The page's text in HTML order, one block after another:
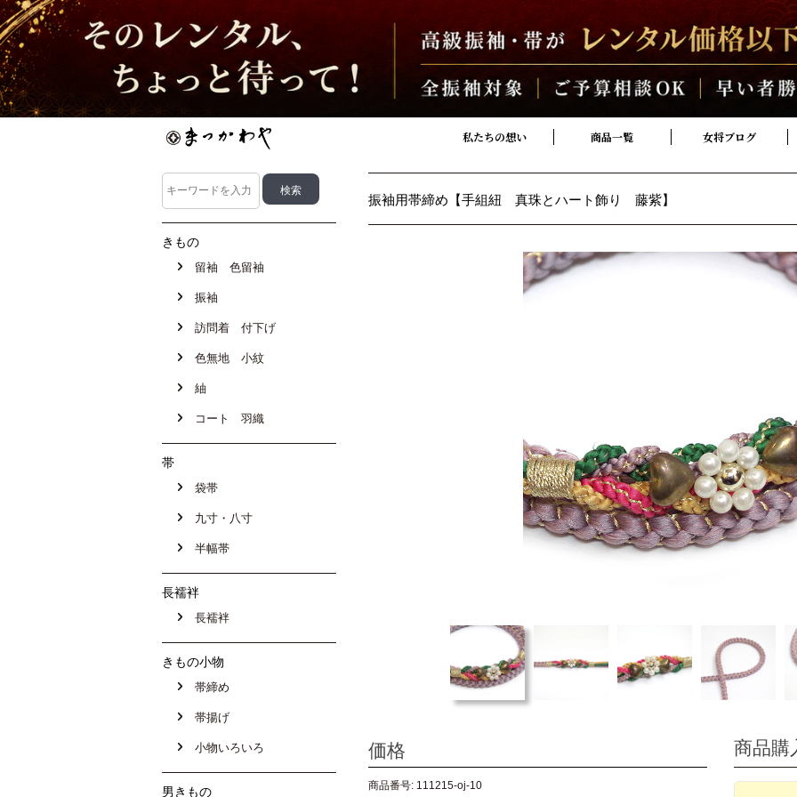
私たちの想い 商品一覧 女将ブログ
きもの
留袖 色留袖
振袖
訪問着 付下げ
色無地 小紋
紬
コート 羽織
帯
袋帯
九寸・八寸
半幅帯
長襦袢
長襦袢
きもの小物
帯締め
帯揚げ
小物いろいろ
男きもの
振袖用帯締め【手組紐 真珠とハート飾り 藤紫】
価格
商品番号: 111215-oj-10
商品購